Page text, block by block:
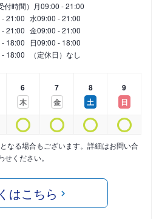
付時間） 月09:00 - 21:00
21:00 水09:00 - 21:00
21:00 金09:00 - 21:00
18:00 日09:00 - 18:00
18:00 （定休日）なし
6
木
7
金
8
土
9
日
なる場合もございます。詳細はお問い合
せください。
はこちら